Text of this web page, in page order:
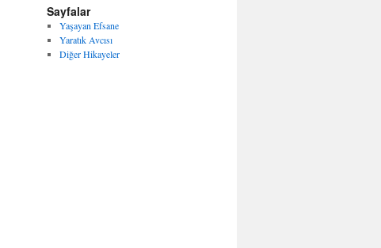
Sayfalar
Yaşayan Efsane
Yaratık Avcısı
Diğer Hikayeler